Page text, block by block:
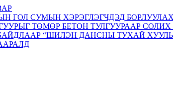
ГОЛ СУМЫН ХЭРЭГЛЭГЧДЭД
ТӨМӨР БЕТОН ТУЛГУУРААР
“ШИЛЭН ДАНСНЫ ТУХАЙ